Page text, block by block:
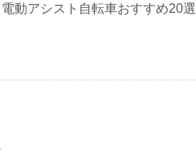
電動アシスト自転車おすすめ20選